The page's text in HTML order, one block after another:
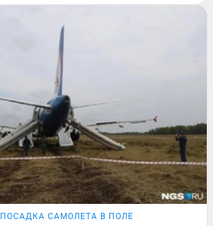
ПОСАДКА САМОЛЕТА В ПОЛЕ